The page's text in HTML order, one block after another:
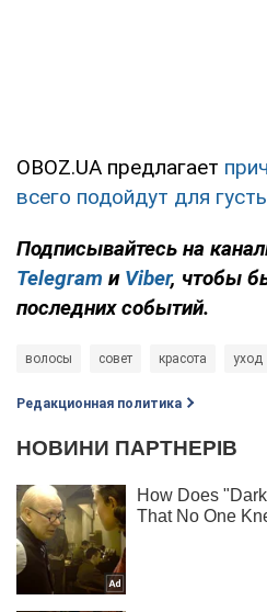
OBOZ.UA предлагает
всего подойдут для
Подписывайтесь на
Telegram и Viber, чтобы
последних событий.
волосы совет красота уход
Редакционная политика